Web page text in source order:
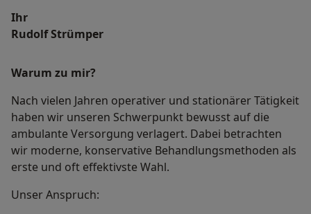
Ihr
Rudolf Strümper
Warum zu mir?
Nach vielen Jahren operativer und stationärer Tätigkeit
haben wir unseren Schwerpunkt bewusst auf die
ambulante Versorgung verlagert. Dabei betrachten
wir moderne, konservative Behandlungsmethoden als
erste und oft effektivste Wahl.
Unser Anspruch: